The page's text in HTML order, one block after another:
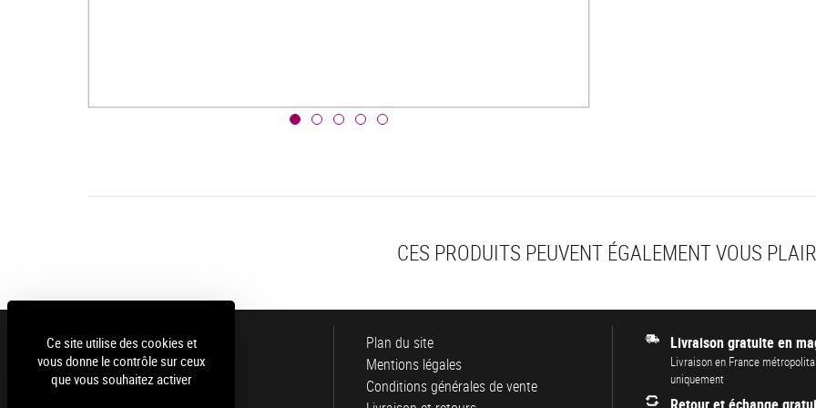
CES PRODUITS PEUVENT ÉGALEMENT VOUS
Luce
Plan du site
Mentions légales
Conditions générales de vente
Livraison gratuite en
Livraison en France
uniquement
Ce site utilise des cookies et
vous donne le contrôle sur ceux
que vous souhaitez activer